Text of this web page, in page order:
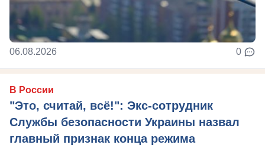
06.08.2026 0
В России
"Это, считай, всё!": Экс-сотрудник
Службы безопасности Украины назвал
главный признак конца режима